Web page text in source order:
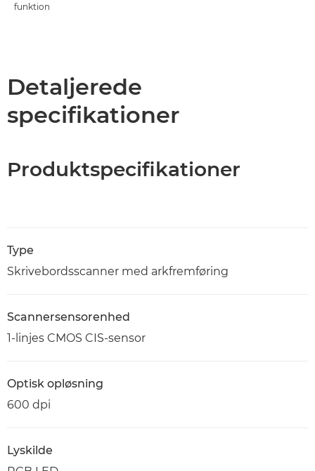
funktion
Detaljerede
specifikationer
Produktspecifikationer
Type
Skrivebordsscanner med arkfremføring
Scannersensorenhed
1-linjes CMOS CIS-sensor
Optisk opløsning
600 dpi
Lyskilde